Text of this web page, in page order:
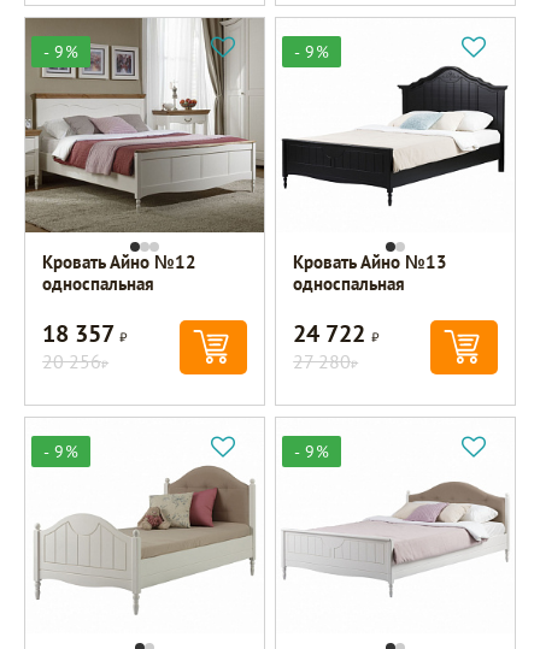
- 9%
Кровать Айно №12
односпальная
18 357Р
20 256Р
- 9%
Кровать Айно №13
односпальная
24 722Р
27 280Р
- 9% - 9%